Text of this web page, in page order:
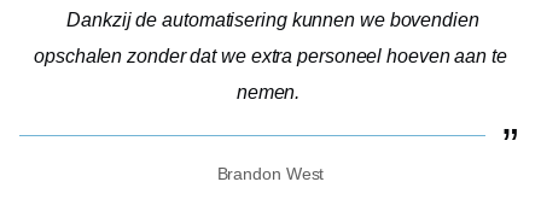
Dankzij de automatisering kunnen we bovendien
opschalen zonder dat we extra personeel hoeven aan te
nemen.
Brandon West